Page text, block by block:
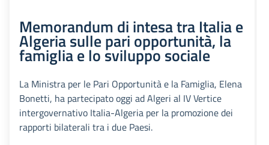
Memorandum di intesa tra Italia e
Algeria sulle pari opportunità, la
famiglia e lo sviluppo sociale
La Ministra per le Pari Opportunità e la Famiglia, Elena
Bonetti, ha partecipato oggi ad Algeri al IV Vertice
intergovernativo Italia-Algeria per la promozione dei
rapporti bilaterali tra i due Paesi.